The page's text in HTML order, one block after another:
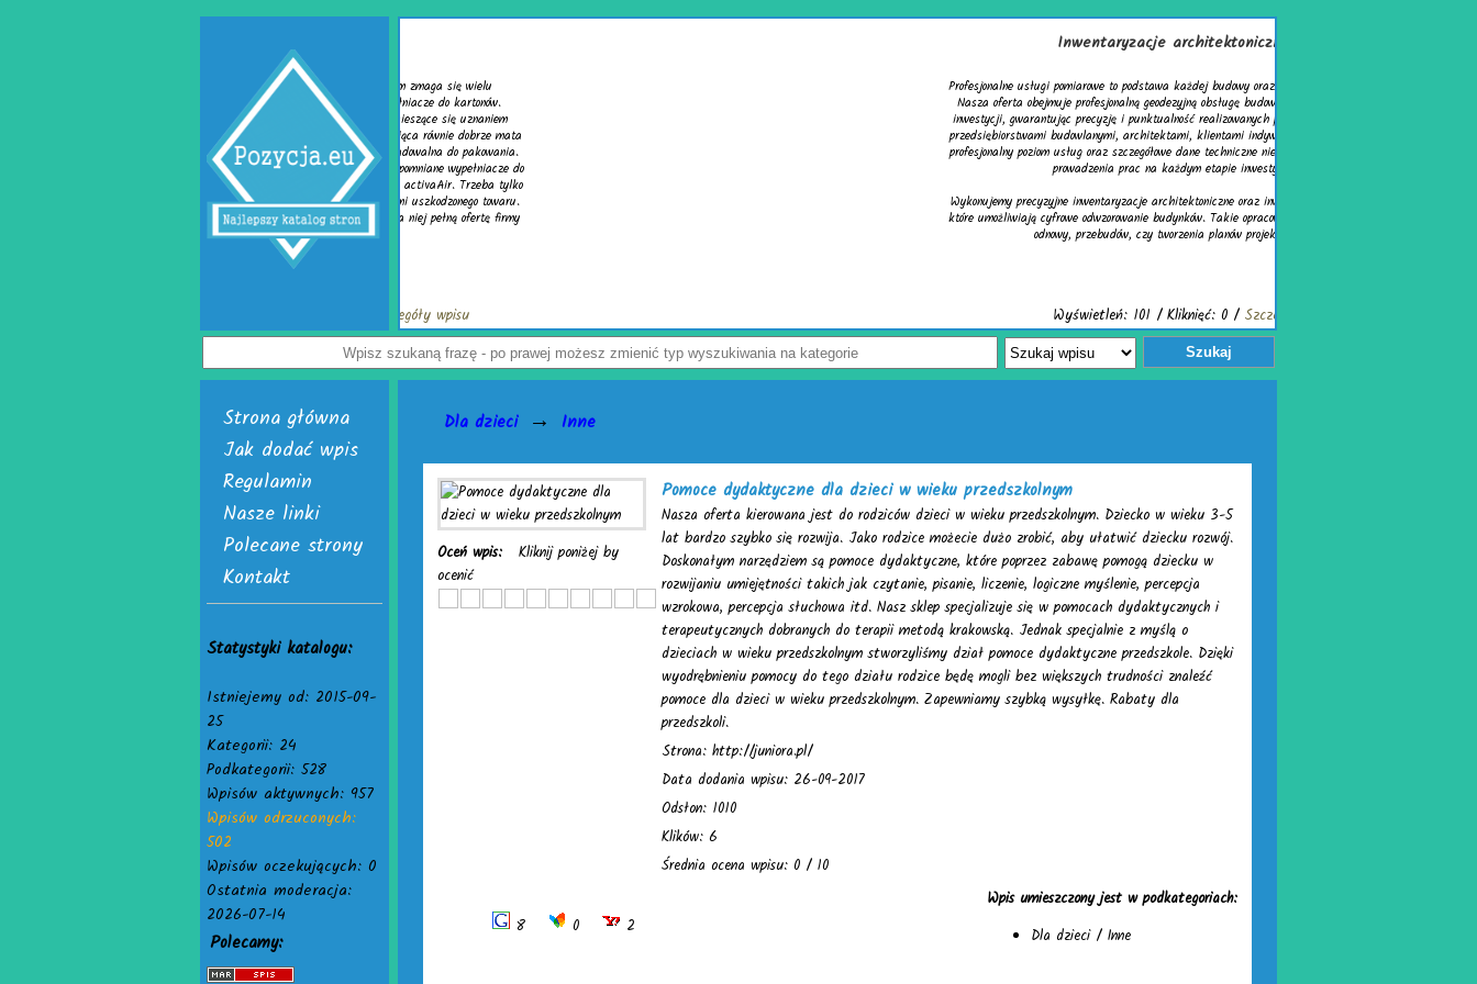
paczkę przed uszkodzeniem? Z tym pytaniem zmaga się wielu
Rozwiązaniem problemu są skuteczne wypełniacze do kartonów.
są w dwóch, interesujących wersjach. Pierwsza to cieszące się uznaniem
do paczek. Alternatywą dla nich jest chroniąca równie dobrze mata
Do wyrobu wymienionych wersji służy folia biodegradowalna do pakowania.
firmy handlowej mogą w łatwy sposób tworzyć wspomniane wypełniacze do
wytwarzania skonstruowano markowe urządzenia activaAir. Trzeba tylko
Skończą się problemy z częstymi zwrotami uszkodzonego towaru.
już teraz odwiedź stronę activaair.pl. Znajdziesz na niej pełną ofertę firmy
Inwentaryzacje architektoniczne
Profesjonalne usługi pomiarowe to podstawa każdej budowy oraz modernizacji budynków.
Nasza oferta obejmuje profesjonalną geodezyjną obsługę budowy i geodezyjną obsługę
inwestycji, gwarantując precyzję i punktualność realizowanych prac. Współpracujemy z
przedsiębiorstwami budowlanymi, architektami, klientami indywidualnymi, dostarczając
profesjonalny poziom usług oraz szczegółowe dane techniczne niezbędne do prawidłowego
prowadzenia prac na każdym etapie inwestycji.
Wykonujemy precyzyjne inwentaryzacje architektoniczne oraz inwentaryzacje budynków,
które umożliwiają cyfrowe odwzorowanie budynków. Takie opracowania są ważne podczas
odnowy, przebudów, czy tworzenia planów projektowych.
Wyświetleń: 101 / Kliknięć: 0 /Szczegóły wpisu
Szukaj
Strona główna
Jak dodać wpis
Regulamin
Nasze linki
Polecane strony
Kontakt
Statystyki katalogu:
Istniejemy od: 2015-09-
25
Kategorii: 24
Podkategorii: 528
Wpisów aktywnych: 957
Wpisów odrzuconych:
502
Wpisów oczekujących: 0
Ostatnia moderacja:
2026-07-14
Polecamy:
Dla dzieci → Inne
Oceń wpis:
Kliknij poniżej by
ocenić
Pomoce dydaktyczne dla dzieci w wieku przedszkolnym
Nasza oferta kierowana jest do rodziców dzieci w wieku przedszkolnym. Dziecko w wieku 3-5
lat bardzo szybko się rozwija. Jako rodzice możecie dużo zrobić, aby ułatwić dziecku rozwój.
Doskonałym narzędziem są pomoce dydaktyczne, które poprzez zabawę pomogą dziecku w
rozwijaniu umiejętności takich jak czytanie, pisanie, liczenie, logiczne myślenie, percepcja
wzrokowa, percepcja słuchowa itd. Nasz sklep specjalizuje się w pomocach dydaktycznych i
terapeutycznych dobranych do terapii metodą krakowską. Jednak specjalnie z myślą o
dzieciach w wieku przedszkolnym stworzyliśmy dział pomoce dydaktyczne przedszkole. Dzięki
wyodrębnieniu pomocy do tego działu rodzice będę mogli bez większych trudności znaleźć
pomoce dla dzieci w wieku przedszkolnym. Zapewniamy szybką wysyłkę. Rabaty dla
przedszkoli.
Strona: http://juniora.pl/
Data dodania wpisu: 26-09-2017
Odsłon: 1010
Klików: 6
Średnia ocena wpisu: 0 / 10
8 0 2
Wpis umieszczony jest w podkategoriach:
Dla dzieci/ Inne